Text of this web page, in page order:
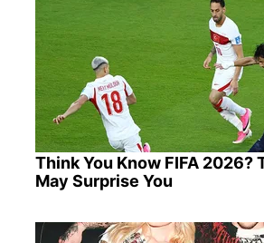
Think You Know FIFA 2026?
May Surprise You